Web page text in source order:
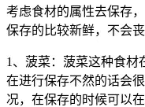
考虑食材的属性去保存
保存的比较新鲜，不会丧
1、菠菜：菠菜这种食材
在进行保存不然的话会
况，在保存的时候可以